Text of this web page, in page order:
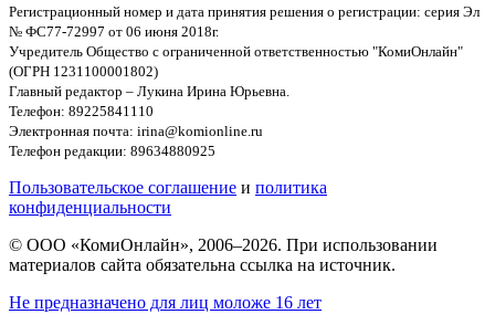
Регистрационный номер и дата принятия решения о регистрации: серия Эл
№ ФС77-72997 от 06 июня 2018г.
Учредитель Общество с ограниченной ответственностью "КомиОнлайн"
(ОГРН 1231100001802)
Главный редактор – Лукина Ирина Юрьевна.
Телефон: 89225841110
Электронная почта: irina@komionline.ru
Телефон редакции: 89634880925
Пользовательское соглашение и политика
конфиденциальности
© ООО «КомиОнлайн», 2006–2026. При использовании
материалов сайта обязательна ссылка на источник.
Не предназначено для лиц моложе 16 лет